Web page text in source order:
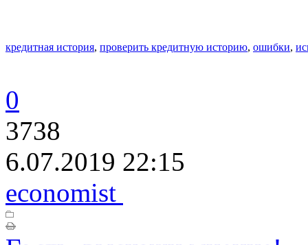
кредитная история, проверить кредитную историю, ошибки,
0
3738
6.07.2019 22:15
economist